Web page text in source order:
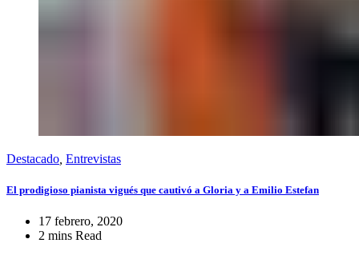
Destacado Entrevistas
El prodigioso pianista vigués que cautivó a Gloria y a Emilio Estefan
17 febrero, 2020
2 mins Read